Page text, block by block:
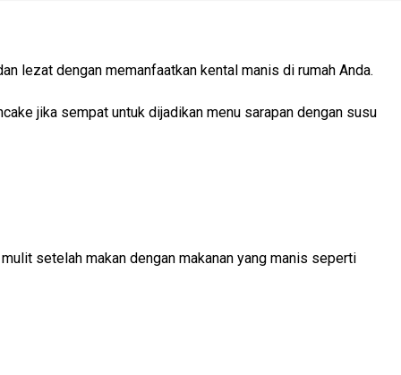
lezat dengan memanfaatkan kental manis di rumah Anda.
jika sempat untuk dijadikan menu sarapan dengan susu
setelah makan dengan makanan yang manis seperti